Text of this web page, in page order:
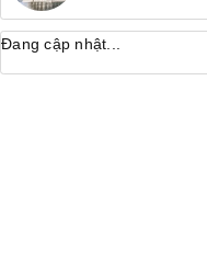
Đang cập nhật...